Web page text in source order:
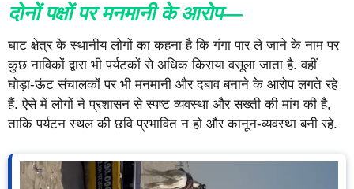
दोनों पक्षों पर मनमानी के आरोप—
घाट क्षेत्र के स्थानीय लोगों का कहना है कि गंगा पार ले जाने के नाम पर
कुछ नाविकों द्वारा भी पर्यटकों से अधिक किराया वसूला जाता है. वहीं
घोड़ा-ऊंट संचालकों पर भी मनमानी और दबाव बनाने के आरोप लगते रहे
हैं. ऐसे में लोगों ने प्रशासन से स्पष्ट व्यवस्था और सख्ती की मांग की है,
ताकि पर्यटन स्थल की छवि प्रभावित न हो और कानून-व्यवस्था बनी रहे.